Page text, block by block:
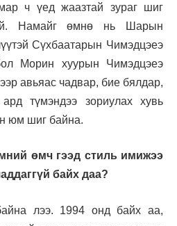
ч үед жаазтай зураг шиг
Намайг өмнө нь Шарын
Сүхбаатарын Чимэдцэеэ
Морин хуурын Чимэдцэеэ
авьяас чадвар, бие бялдар,
ард түмэндээ зориулах хувь
юм шиг байна.
өмч гээд стиль имижээ
байх даа?
лээ. 1994 онд байх аа,